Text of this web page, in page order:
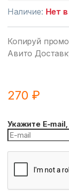
Наличие: Нет
Копируй
Авито
270₽
Укажите E-